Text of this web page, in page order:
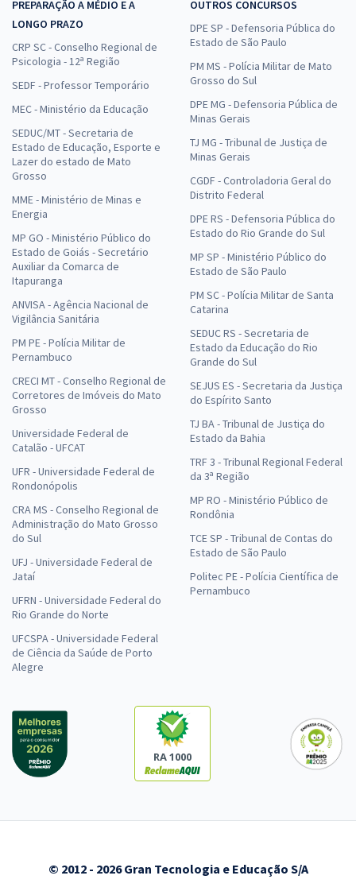
PREPARAÇÃO A MÉDIO E A
LONGO PRAZO
CRP SC - Conselho Regional de
Psicologia - 12ª Região
SEDF - Professor Temporário
MEC - Ministério da Educação
SEDUC/MT - Secretaria de
Estado de Educação, Esporte e
Lazer do estado de Mato
Grosso
MME - Ministério de Minas e
Energia
MP GO - Ministério Público do
Estado de Goiás - Secretário
Auxiliar da Comarca de
Itapuranga
ANVISA - Agência Nacional de
Vigilância Sanitária
PM PE - Polícia Militar de
Pernambuco
CRECI MT - Conselho Regional de
Corretores de Imóveis do Mato
Grosso
Universidade Federal de
Catalão - UFCAT
UFR - Universidade Federal de
Rondonópolis
CRA MS - Conselho Regional de
Administração do Mato Grosso
do Sul
UFJ - Universidade Federal de
Jataí
UFRN - Universidade Federal do
Rio Grande do Norte
UFCSPA - Universidade Federal
de Ciência da Saúde de Porto
Alegre
OUTROS CONCURSOS
DPE SP - Defensoria Pública do
Estado de São Paulo
PM MS - Polícia Militar de Mato
Grosso do Sul
DPE MG - Defensoria Pública de
Minas Gerais
TJ MG - Tribunal de Justiça de
Minas Gerais
CGDF - Controladoria Geral do
Distrito Federal
DPE RS - Defensoria Pública do
Estado do Rio Grande do Sul
MP SP - Ministério Público do
Estado de São Paulo
PM SC - Polícia Militar de Santa
Catarina
SEDUC RS - Secretaria de
Estado da Educação do Rio
Grande do Sul
SEJUS ES - Secretaria da Justiça
do Espírito Santo
TJ BA - Tribunal de Justiça do
Estado da Bahia
TRF 3 - Tribunal Regional Federal
da 3ª Região
MP RO - Ministério Público de
Rondônia
TCE SP - Tribunal de Contas do
Estado de São Paulo
Politec PE - Polícia Científica de
Pernambuco
RA 1000
© 2012 - 2026 Gran Tecnologia e Educação S/A